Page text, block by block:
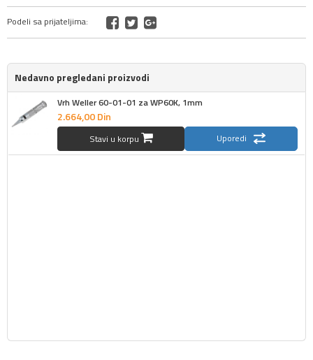
Podeli sa prijateljima:
Nedavno pregledani proizvodi
Vrh Weller 60-01-01 za WP60K, 1mm
2.664,00Din
Stavi u korpu Uporedi